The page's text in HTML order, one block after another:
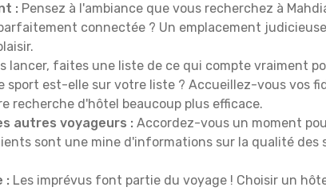
: Pensez à l'ambiance que vous recherchez à
connectée ? Un emplacement
lancer, faites une liste de ce qui compte vraiment
sport est-elle sur votre liste ? Accueillez-vous vos
recherche d'hôtel beaucoup plus efficace.
autres voyageurs : Accordez-vous un moment
sont une mine d'informations sur la qualité des
: Les imprévus font partie du voyage ! Choisir un